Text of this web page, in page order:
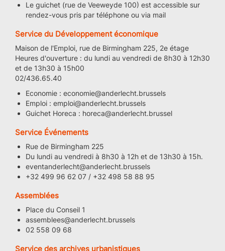
Le guichet (rue de Veeweyde 100) est accessible sur
rendez-vous pris par téléphone ou via mail
Service du Développement économique
Maison de l'Emploi, rue de Birmingham 225, 2e étage
Heures d'ouverture : du lundi au vendredi de 8h30 à 12h30
et de 13h30 à 15h00
02/436.65.40
Economie : economie@anderlecht.brussels
Emploi : emploi@anderlecht.brussels
Guichet Horeca : horeca@anderlecht.brussel
Service Événements
Rue de Birmingham 225
Du lundi au vendredi à 8h30 à 12h et de 13h30 à 15h.
eventanderlecht@anderlecht.brussels
+32 499 96 62 07 / +32 498 58 88 95
Assemblées
Place du Conseil 1
assemblees@anderlecht.brussels
02 558 09 68
Service des archives urbanistiques